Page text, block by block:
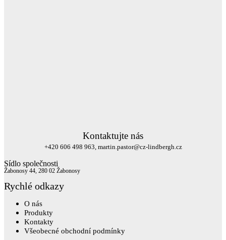
Kontaktujte nás
+420 606 498 963, martin.pastor@cz-lindbergh.cz
Sídlo společnosti
Žabonosy 44, 280 02 Žabonosy
Rychlé odkazy
O nás
Produkty
Kontakty
Všeobecné obchodní podmínky